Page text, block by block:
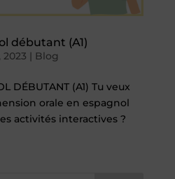
débutant (A1)
2023 | Blog
DÉBUTANT (A1) Tu veux
orale en espagnol
activités interactives ?